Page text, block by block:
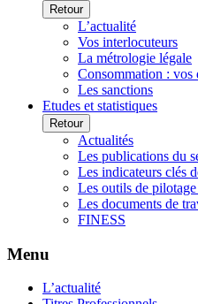
Retour
L’actualité
Vos interlocuteurs
La métrologie légale
Consommation : vos
Les sanctions
Etudes et statistiques
Retour
Actualités
Les publications du
Les indicateurs clés
Les outils de
Les documents de
FINESS
Menu
L’actualité